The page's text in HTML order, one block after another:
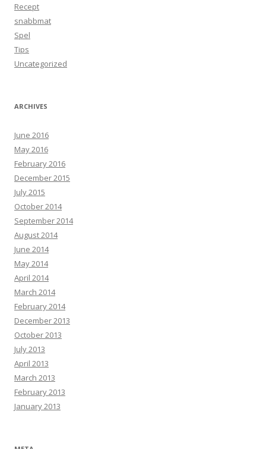
Recept
snabbmat
Spel
Tips
Uncategorized
ARCHIVES
June 2016
May 2016
February 2016
December 2015
July 2015
October 2014
September 2014
August 2014
June 2014
May 2014
April 2014
March 2014
February 2014
December 2013
October 2013
July 2013
April 2013
March 2013
February 2013
January 2013